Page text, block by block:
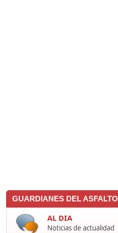
GUARDIANES DEL ASFALTO
AL DIA
Noticias de actualidad